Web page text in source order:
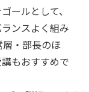
ールとして、
ンスよく組み
・部長のほ
もおすすめで